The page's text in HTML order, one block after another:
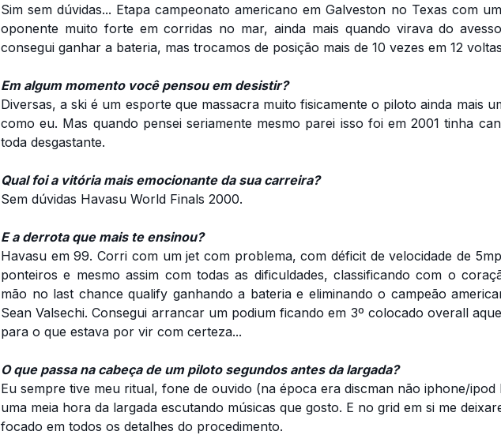
Sim sem dúvidas... Etapa campeonato americano em Galveston no Texas com
oponente muito forte em corridas no mar, ainda mais quando virava do
consegui ganhar a bateria, mas trocamos de posição mais de 10 vezes em 12
Em algum momento você pensou em desistir?
Diversas, a ski é um esporte que massacra muito fisicamente o piloto ainda mais
como eu. Mas quando pensei seriamente mesmo parei isso foi em 2001 tinha
toda desgastante.
Qual foi a vitória mais emocionante da sua carreira?
Sem dúvidas Havasu World Finals 2000.
E a derrota que mais te ensinou?
Havasu em 99. Corri com um jet com problema, com déficit de velocidade de
ponteiros e mesmo assim com todas as dificuldades, classificando com o
mão no last chance qualify ganhando a bateria e eliminando o campeão
Sean Valsechi. Consegui arrancar um podium ficando em 3º colocado overall
para o que estava por vir com certeza...
O que passa na cabeça de um piloto segundos antes da largada?
Eu sempre tive meu ritual, fone de ouvido (na época era discman não iphone/
uma meia hora da largada escutando músicas que gosto. E no grid em si me
focado em todos os detalhes do procedimento.